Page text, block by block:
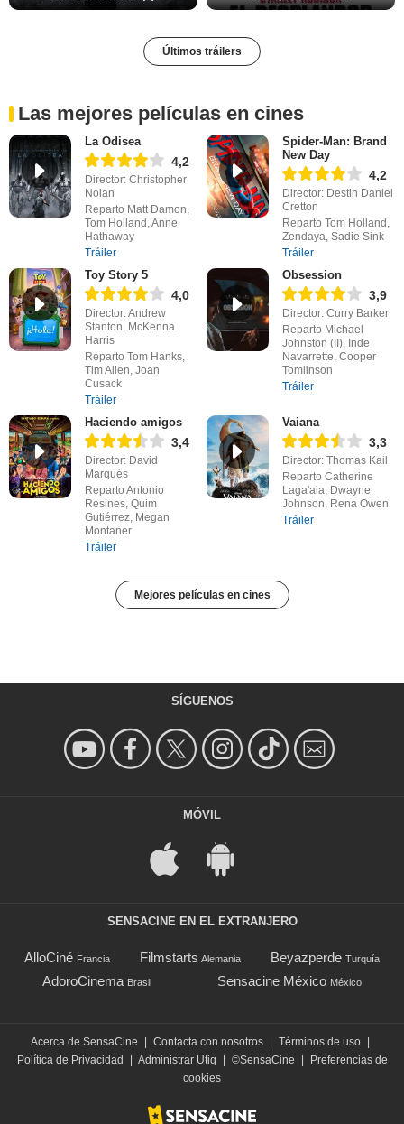
Últimos tráilers
Las mejores películas en cines
La Odisea
4,2
Director: Christopher
Nolan
Reparto Matt Damon,
Tom Holland, Anne
Hathaway
Tráiler
Spider-Man: Brand
New Day
4,2
Director: Destin Daniel
Cretton
Reparto Tom Holland,
Zendaya, Sadie Sink
Tráiler
Toy Story 5
4,0
Director: Andrew
Stanton, McKenna
Harris
Reparto Tom Hanks,
Tim Allen, Joan
Cusack
Tráiler
Obsession
3,9
Director: Curry Barker
Reparto Michael
Johnston (II), Inde
Navarrette, Cooper
Tomlinson
Tráiler
Haciendo amigos
3,4
Director: David
Marqués
Reparto Antonio
Resines, Quim
Gutiérrez, Megan
Montaner
Tráiler
Vaiana
3,3
Director: Thomas Kail
Reparto Catherine
Laga'aia, Dwayne
Johnson, Rena Owen
Tráiler
Mejores películas en cines
SÍGUENOS
MÓVIL
SENSACINE EN EL EXTRANJERO
AlloCiné Francia Filmstarts Alemania Beyazperde Turquía
AdoroCinema Brasil Sensacine México México
Acerca de SensaCine Contacta con nosotros Términos de uso
Política de Privacidad
Administrar Utiq ©SensaCine
Preferencias de
cookies